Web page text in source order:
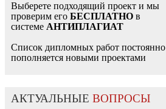
Выберете подходящий проект и мы
проверим его БЕСПЛАТНО в
системе АНТИПЛАГИАТ
Список дипломных работ постоянно
пополняется новыми проектами
АКТУАЛЬНЫЕ ВОПРОСЫ